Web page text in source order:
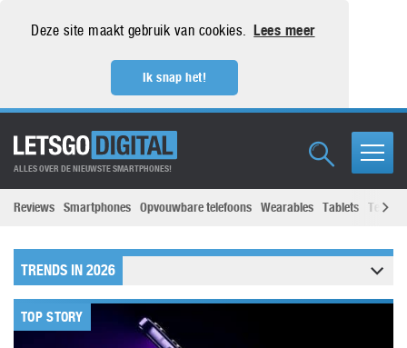
Deze site maakt gebruik van cookies. Lees meer
Ik snap het!
TRENDS IN 2026
ALLES OVER DE NIEUWSTE SMARTPHONES!
Reviews Smartphones Opvouwbare telefoons Wearables Tablets
TOP STORY